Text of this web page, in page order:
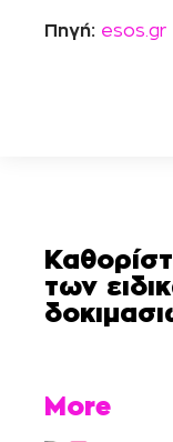
Πηγή: esos.gr
των
More